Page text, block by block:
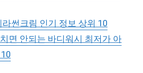
썬크림 인기 정보 상위 10
면 안되는 바디워시 최저가 아